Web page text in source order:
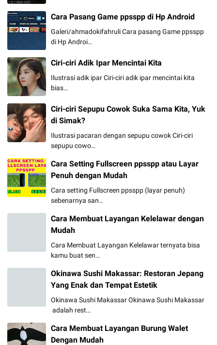
Cara Pasang Game ppsspp di Hp Android
Galeri/ahmadokifahruli Cara pasang Game ppsspp
di Hp Androi…
Ciri-ciri Adik Ipar Mencintai Kita
Ilustrasi adik ipar Ciri-ciri adik ipar mencintai kita
bias…
Ciri-ciri Sepupu Cowok Suka Sama Kita, Yuk
di Simak?
Ilustrasi pacaran dengan sepupu cowok Ciri-ciri
sepupu cowo…
Cara Setting Fullscreen ppsspp atau Layar
Penuh dengan Mudah
Cara setting Fullscreen ppsspp (layar penuh)
sebenarnya san…
Cara Membuat Layangan Kelelawar dengan
Mudah
Cara Membuat Layangan Kelelawar ternyata bisa
kamu buat sen…
Okinawa Sushi Makassar: Restoran Jepang
Yang Enak dan Tempat Estetik
Okinawa Sushi Makassar Okinawa Sushi Makassar
adalah rest…
Cara Membuat Layangan Burung Walet
Dengan Mudah